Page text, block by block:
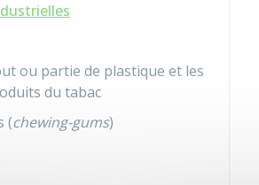
ou partie de plastique et les
du tabac
(chewing-gums)